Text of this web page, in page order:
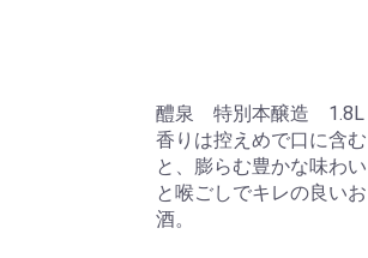
醴泉 特別本醸造 1.8L
香りは控えめで口に含む
と、膨らむ豊かな味わい
と喉ごしでキレの良いお
酒。